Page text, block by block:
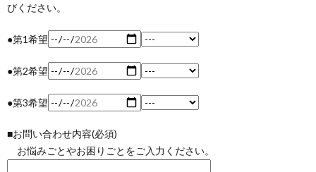
びください。
●第1希望
●第2希望
●第3希望
■お問い合わせ内容(必須)
お悩みごとやお困りごとをご入力ください。